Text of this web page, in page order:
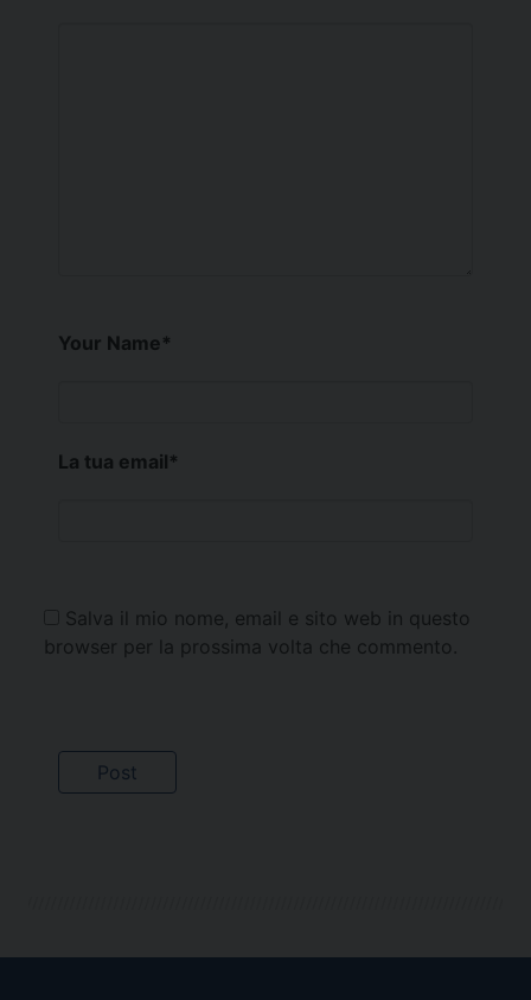
Your Name*
La tua email*
Salva il mio nome, email e sito web in questo
browser per la prossima volta che commento.